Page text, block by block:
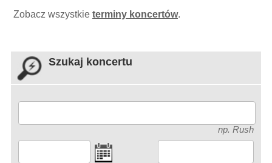
Zobacz wszystkieterminy koncertów.
Szukaj koncertu
np. Rush